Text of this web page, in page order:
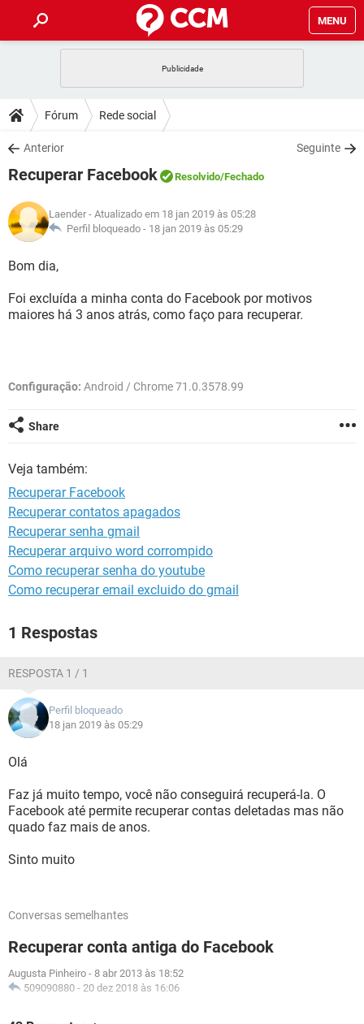
MENU
CELULAR
OUTLOOK
INSTAGRAM GMAIL
GUIA DE COMPRAS
DICAS
JOGOS
INSTAGRAM GMAIL
GUIA DE COMPRAS
DOWNLOADS
JOGOS WHATSAPP
CELULAR
OUTLOOK EXCEL
INSTAGRAM
FÓRUM
JOGOS WHATSAPP
CELULAR
OUTLOOK
INSTAGRAM GMAIL
GLOSSÁRIO
JOGOS
OUTLOOK EXCEL
Fórum Rede social
Anterior Seguinte
Recuperar Facebook Resolvido/Fechado
Laender - Atualizado em 18 jan 2019 às 05:28
Perfil bloqueado - 18 jan 2019 às 05:29
Bom dia,
Foi excluída a minha conta do Facebook por motivos
maiores há 3 anos atrás, como faço para recuperar.
Configuração: Android / Chrome 71.0.3578.99
Share
Veja também:
Recuperar Facebook
Recuperar contatos apagados
Recuperar senha gmail
Recuperar arquivo word corrompido
Como recuperar senha do youtube
Como recuperar email excluido do gmail
1 Respostas
RESPOSTA 1 / 1
Perfil bloqueado
18 jan 2019 às 05:29
Olá
Faz já muito tempo, você não conseguirá recuperá-la. O
Facebook até permite recuperar contas deletadas mas não
quado faz mais de anos.
Sinto muito
Conversas semelhantes
Recuperar conta antiga do Facebook
Augusta Pinheiro - 8 abr 2013 às 18:52
509090880 - 20 dez 2018 às 16:06